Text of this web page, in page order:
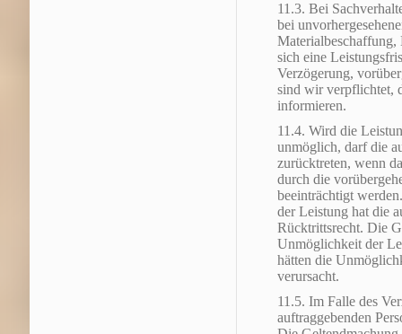
11.3. Bei
bei
Materialbeschaffung,
sich eine
Verzögerung,
sind wir verpflichtet,
informieren.
11.4. Wird die
unmöglich, darf die
zurücktreten, wenn
durch die
beeinträchtigt
der Leistung hat die
Rücktrittsrecht. Die
Unmöglichkeit der
hätten die
verursacht.
11.5. Im Falle des
auftraggebenden